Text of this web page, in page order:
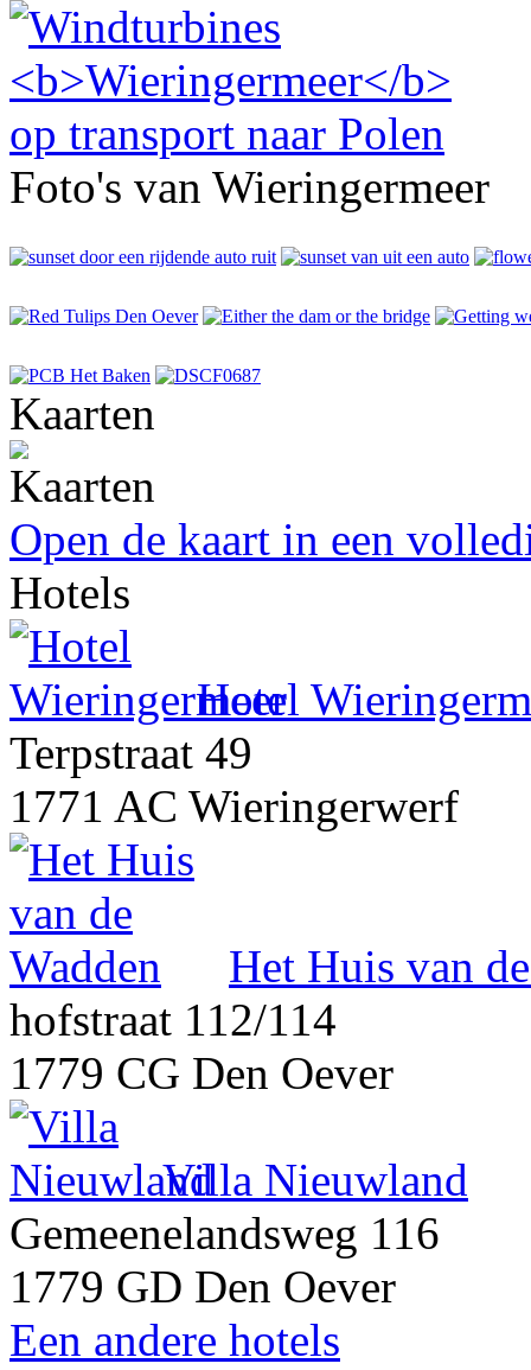
Foto's van Wieringermeer
Kaarten
Open de kaart in een
Hotels
Hotel
Terpstraat 49
1771 AC Wieringerwerf
Het Huis van
hofstraat 112/114
1779 CG Den Oever
Villa Nieuwland
Gemeenelandsweg 116
1779 GD Den Oever
Een andere hotels